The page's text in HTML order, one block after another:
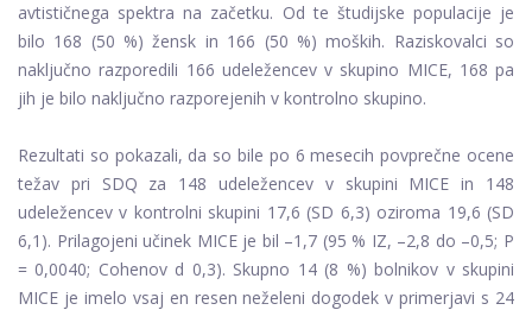
avtističnega spektra na začetku. Od te študijske populacije je
bilo 168 (50 %) žensk in 166 (50 %) moških. Raziskovalci so
naključno razporedili 166 udeležencev v skupino MICE, 168 pa
jih je bilo naključno razporejenih v kontrolno skupino.
Rezultati so pokazali, da so bile po 6 mesecih povprečne ocene
težav pri SDQ za 148 udeležencev v skupini MICE in 148
udeležencev v kontrolni skupini 17,6 (SD 6,3) oziroma 19,6 (SD
6,1). Prilagojeni učinek MICE je bil –1,7 (95 % IZ, –2,8 do –0,5; P
= 0,0040; Cohenov d 0,3). Skupno 14 (8 %) bolnikov v skupini
MICE je imelo vsaj en resen neželeni dogodek v primerjavi s 24